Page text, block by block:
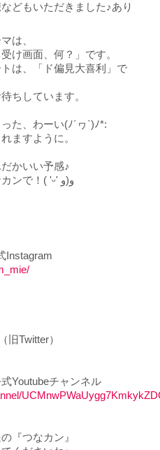
どもいただきました♪あり
は、
け画面、何？」です。
は、「ド偏見大喜利」で
ちしています。
た、わーい(ﾉ´ヮ`)ﾉ*:
ますように。
かいい予感♪
ンで！
( 'ᵕ' و(و
Instagram
旧Twitter）
Youtubeチャンネル
『つなカン』